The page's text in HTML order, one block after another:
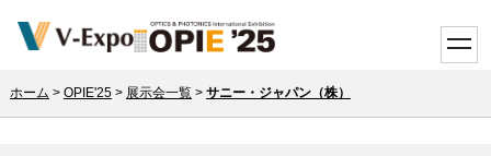
ホーム > OPIE'25> 展示会一覧> サニー・ジャパン（株）